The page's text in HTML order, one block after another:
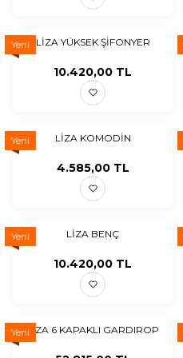
Yeni LİZA YÜKSEK ŞİFONYER
10.420,00 TL
Yeni LİZA KOMODİN
4.585,00TL
Yeni LİZA BENÇ
10.420,00 TL
YeniLİZA 6 KAPAKLI GARDIROP